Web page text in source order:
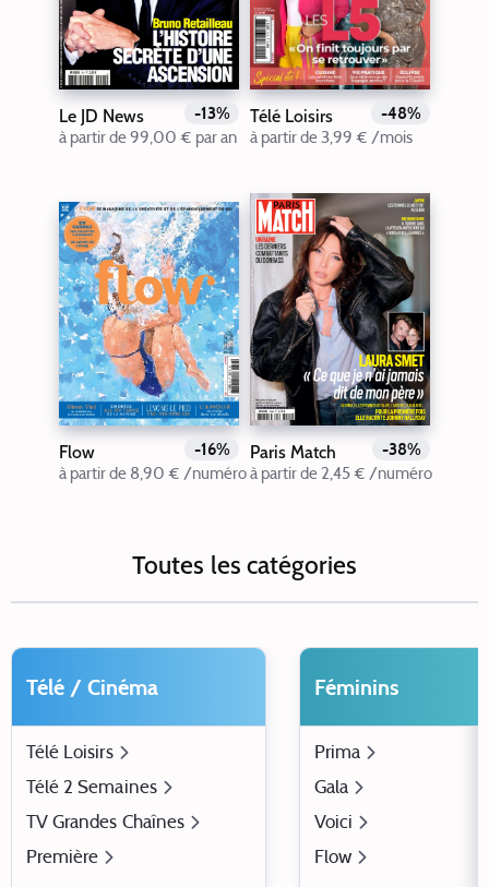
Le JD News
à partir de 99,00 € par an
-13% Télé Loisirs
à partir de 3,99 € /mois
-48%
Flow
à partir de 8,90 € /numéro
-16% Paris Match
à partir de 2,45 € /numéro
-38%
Toutes les catégories
Télé / Cinéma
Télé Loisirs
Télé 2 Semaines
TV Grandes Chaînes
Première
Féminins
Prima
Gala
Voici
Flow